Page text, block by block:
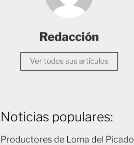
Redacción
Ver todos sus artículos
Noticias populares:
Productores de Loma del Picado